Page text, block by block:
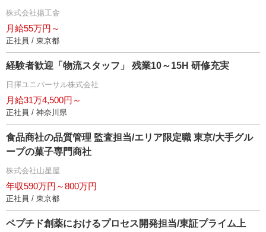
株式会社揚工舎
月給55万円～
正社員 / 東京都
経験者歓迎「物流スタッフ」 残業10～15H 研修充実
日揮ユニバーサル株式会社
月給31万4,500円～
正社員 / 神奈川県
食品商社の品質管理 監査担当/エリア限定職 東京/大手グル
ープの菓子専門商社
株式会社山星屋
年収590万円～800万円
正社員 / 東京都
ペプチド創薬におけるプロセス開発担当/東証プライム上